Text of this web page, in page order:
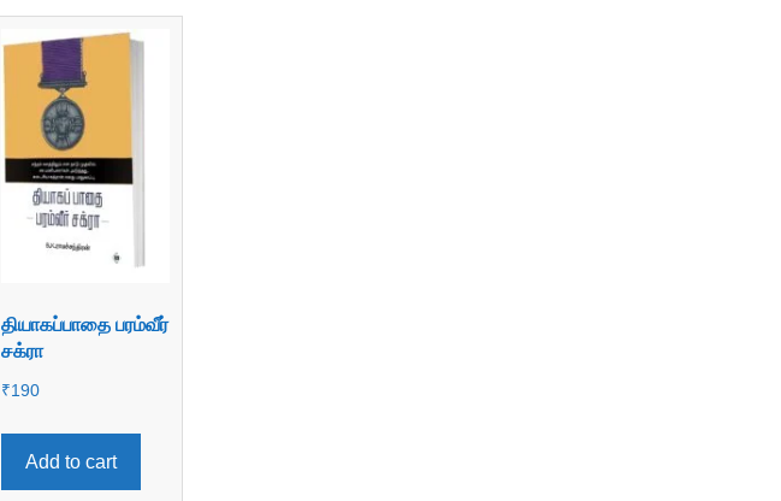
தியாகப்பாதை பரம்வீர்
சக்ரா
₹190
Add to cart